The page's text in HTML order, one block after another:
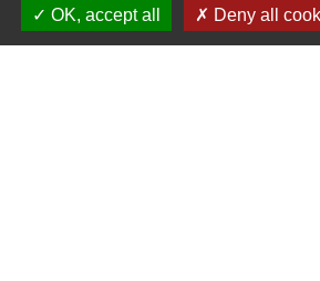
Mardi, jeudi et vendredi de 8h
16h(fermé le
OK, accept all
Deny all